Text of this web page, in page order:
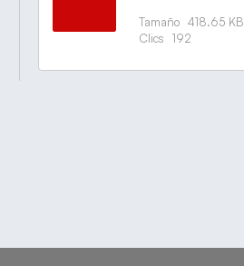
Tamaño 418.65 KB
Clics
192